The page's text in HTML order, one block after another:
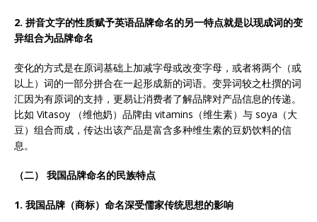
2. 拼音文字的性质赋予英语品牌命名的另一特点就是以现成词的变
异组合为品牌命名
变化的方式是在原词基础上加减字母或改变字母，或者将两个（或
以上）词的一部分拼合在一起形成新的词语。变异词较之杜撰的词
汇因为有原词的支持，更易让消费者了解品牌对产品信息的传递。
比如 Vitasoy （维他奶）品牌由 vitamins（维生素）与 soya（大
豆）组合而成，传达出该产品是富含多种维生素的豆奶饮料的信
息。
（二） 我国品牌命名的民族特点
1. 我国品牌（商标）命名深受儒家传统思想的影响